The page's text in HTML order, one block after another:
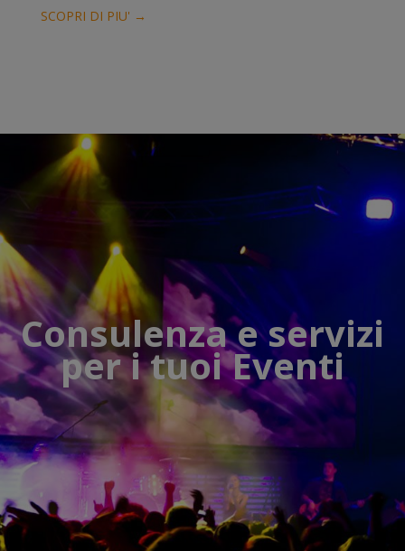
SCOPRI DI PIU' →
Consulenza e servizi
per i tuoi Eventi